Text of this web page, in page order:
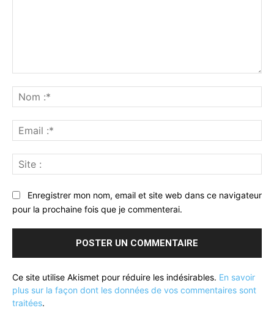
:*
:*
:
Enregistrer mon nom, email et site web dans ce navigateur
pour la prochaine fois que je commenterai.
Ce site utilise Akismet pour réduire les indésirables. En savoir
plus sur la façon dont les données de vos commentaires sont
traitées.